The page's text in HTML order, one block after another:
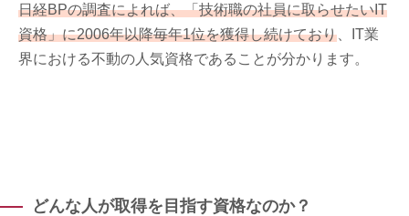
日経BPの調査によれば、「技術職の社員に取らせたいIT
資格」に2006年以降毎年1位を獲得し続けており 、IT業
界における不動の人気資格であることが分かります。
どんな人が取得を目指す資格なのか？